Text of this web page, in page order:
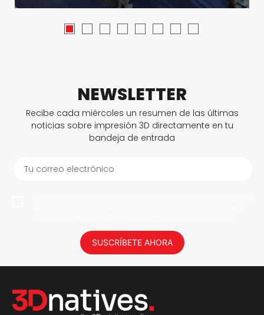
NEWSLETTER
Recibe cada miércoles un resumen de las últimas
noticias sobre impresión 3D directamente en tu
bandeja de entrada
Tu correo electrónico
SUSCRÍBETE AHORA